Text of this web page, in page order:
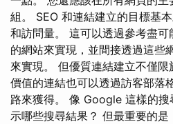
組。 SEO 和連結建立的目標基
和訪問量。 這可以透過參考盡
的網站來實現，並間接透過這些
來實現。 但優質連結建立不僅
價值的連結也可以透過訪客部落
路來獲得。 像 Google 這樣的
示哪些搜尋結果？ 但最重要的